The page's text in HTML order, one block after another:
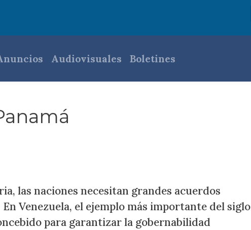
Audiovisuales Boletines
las naciones necesitan grandes acuerdos
Venezuela, el ejemplo más importante del siglo
para garantizar la gobernabilidad